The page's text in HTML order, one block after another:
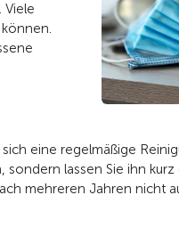
Viele
eine regelmäßige
lassen Sie ihn
mehreren Jahren nicht